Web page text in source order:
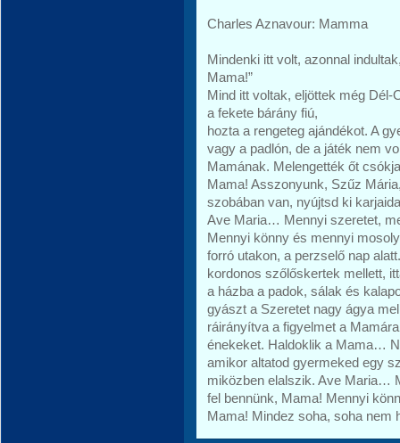
Charles Aznavour: Mamma
Mindenki itt volt, azonnal
Mama!”
Mind itt voltak, eljöttek még
a fekete bárány fiú,
hozta a rengeteg ajándékot. A
vagy a padlón, de a játék nem
Mamának. Melengették őt
Mama! Asszonyunk, Szűz
szobában van, nyújtsd ki
Ave Maria… Mennyi szeretet,
Mennyi könny és mennyi
forró utakon, a perzselő nap
kordonos szőlőskertek mellett,
a házba a padok, sálak és
gyászt a Szeretet nagy ágya
ráirányítva a figyelmet a
énekeket. Haldoklik a Mama…
amikor altatod gyermeked egy
miközben elalszik. Ave Maria…
fel bennünk, Mama! Mennyi
Mama! Mindez soha, soha nem